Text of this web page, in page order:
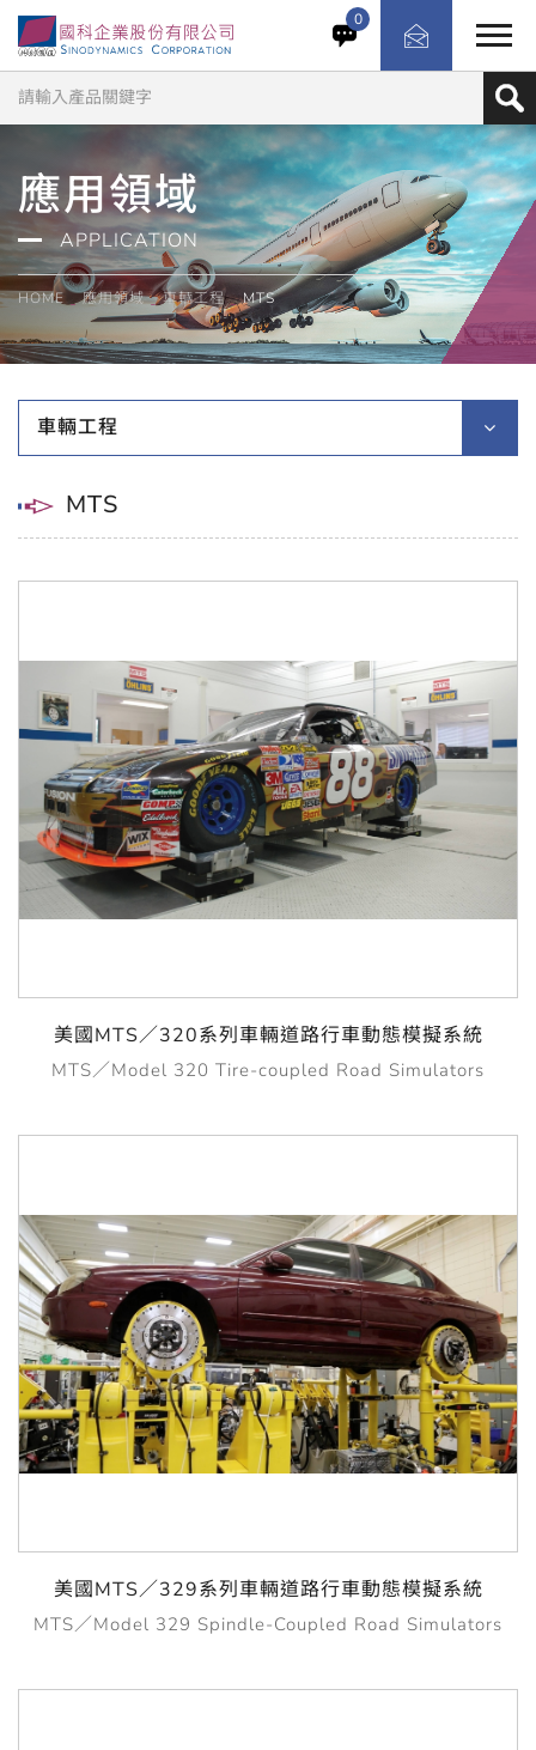
0
應用領域
APPLICATION
HOME 應用領域 車輛工程 MTS
車輛工程
MTS
美國MTS／320系列車輛道路行車動態模擬系統
MTS／Model 320 Tire-coupled Road Simulators
美國MTS／329系列車輛道路行車動態模擬系統
MTS／Model 329 Spindle-Coupled Road Simulators